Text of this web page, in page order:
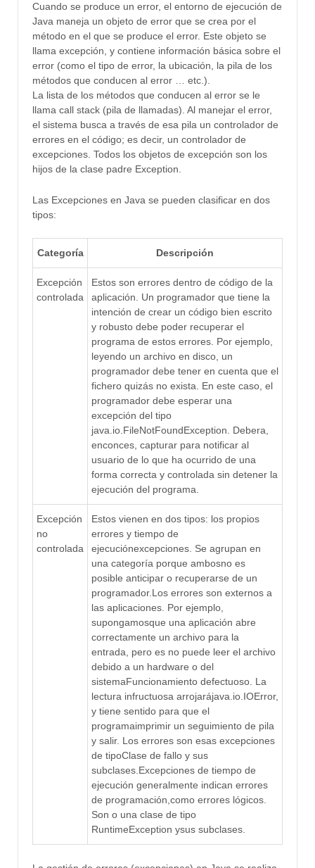
Cuando se produce un error, el entorno de ejecución de
Java maneja un objeto de error que se crea por el
método en el que se produce el error. Este objeto se
llama excepción, y contiene información básica sobre el
error (como el tipo de error, la ubicación, la pila de los
métodos que conducen al error … etc.).
La lista de los métodos que conducen al error se le
llama call stack (pila de llamadas). Al manejar el error,
el sistema busca a través de esa pila un controlador de
errores en el código; es decir, un controlador de
excepciones. Todos los objetos de excepción son los
hijos de la clase padre Exception.
Las Excepciones en Java se pueden clasificar en dos
tipos:
Categoría Descripción
Excepción
controlada
Estos son errores dentro de código de la
aplicación. Un programador que tiene la
intención de crear un código bien escrito
y robusto debe poder recuperar el
programa de estos errores. Por ejemplo,
leyendo un archivo en disco, un
programador debe tener en cuenta que el
fichero quizás no exista. En este caso, el
programador debe esperar una
excepción del tipo
java.io.FileNotFoundException. Debera,
enconces, capturar para notificar al
usuario de lo que ha ocurrido de una
forma correcta y controlada sin detener la
ejecución del programa.
Excepción
no
controlada
Estos vienen en dos tipos: los propios
errores y tiempo de
ejecuciónexcepciones. Se agrupan en
una categoría porque ambosno es
posible anticipar o recuperarse de un
programador.Los errores son externos a
las aplicaciones. Por ejemplo,
supongamosque una aplicación abre
correctamente un archivo para la
entrada, pero es no puede leer el archivo
debido a un hardware o del
sistemaFuncionamiento defectuoso. La
lectura infructuosa arrojarájava.io.IOError,
y tiene sentido para que el
programaimprimir un seguimiento de pila
y salir. Los errores son esas excepciones
de tipoClase de fallo y sus
subclases.Excepciones de tiempo de
ejecución generalmente indican errores
de programación,como errores lógicos.
Son o una clase de tipo
RuntimeException ysus subclases.